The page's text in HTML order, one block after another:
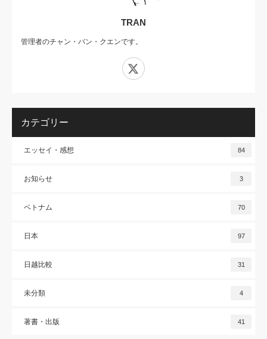
TRAN
管理者のチャン・バン・クエンです。
カテゴリー
エッセイ・感想 84
お知らせ 3
ベトナム 70
日本 97
日越比較 31
未分類 4
著書・出版 41